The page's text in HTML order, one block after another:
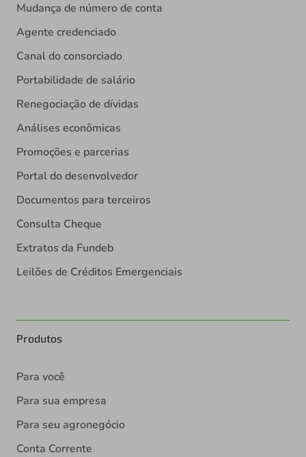
Mudança de número de conta
Agente credenciado
Canal do consorciado
Portabilidade de salário
Renegociação de dívidas
Análises econômicas
Promoções e parcerias
Portal do desenvolvedor
Documentos para terceiros
Consulta Cheque
Extratos da Fundeb
Leilões de Créditos Emergenciais
Produtos
Para você
Para sua empresa
Para seu agronegócio
Conta Corrente